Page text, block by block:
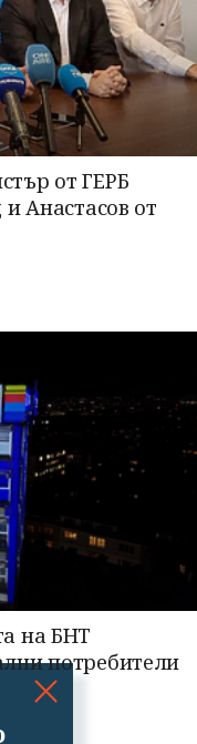
от ГЕРБ
Анастасов от
на БНТ
потребители